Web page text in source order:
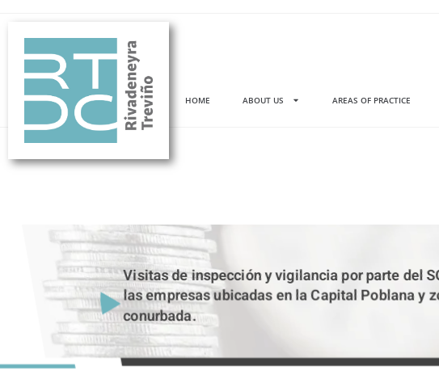
HOME ABOUT US AREAS OF PRACTICE
Visitas de inspección y vigilancia por parte del
las empresas ubicadas en la Capital Poblana y
conurbada.